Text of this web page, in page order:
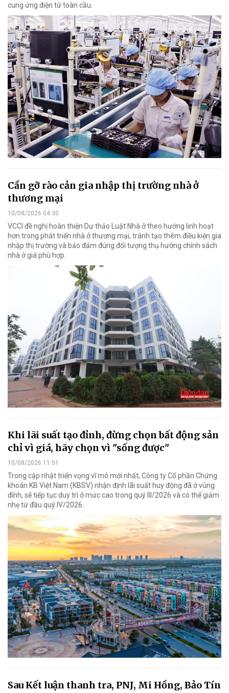
cung ứng điện tử toàn cầu.
Cần gỡ rào cản gia nhập thị trường nhà ở
thương mại
10/08/2026 04:30
VCCI đề nghị hoàn thiện Dự thảo Luật Nhà ở theo hướng linh hoạt
hơn trong phát triển nhà ở thương mại, tránh tạo thêm điều kiện gia
nhập thị trường và bảo đảm đúng đối tượng thụ hưởng chính sách
nhà ở giá phù hợp.
Khi lãi suất tạo đỉnh, đừng chọn bất động sản
chỉ vì giá, hãy chọn vì "sống được"
10/08/2026 11:51
Trong cập nhật triển vọng vĩ mô mới nhất, Công ty Cổ phần Chứng
khoán KB Việt Nam (KBSV) nhận định lãi suất huy động đã ở vùng
đỉnh, sẽ tiếp tục duy trì ở mức cao trong quý III/2026 và có thể giảm
nhẹ từ đầu quý IV/2026.
Sau Kết luận thanh tra, PNJ, Mi Hồng, Bảo Tín